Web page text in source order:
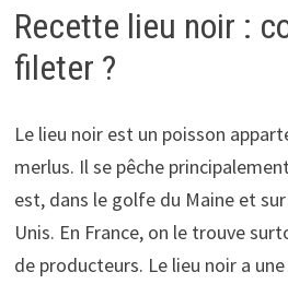
Recette lieu noir :
fileter ?
Le lieu noir est un poisson
merlus. Il se pêche
est, dans le golfe du Maine et
Unis. En France, on le trouve
de producteurs. Le lieu noir a